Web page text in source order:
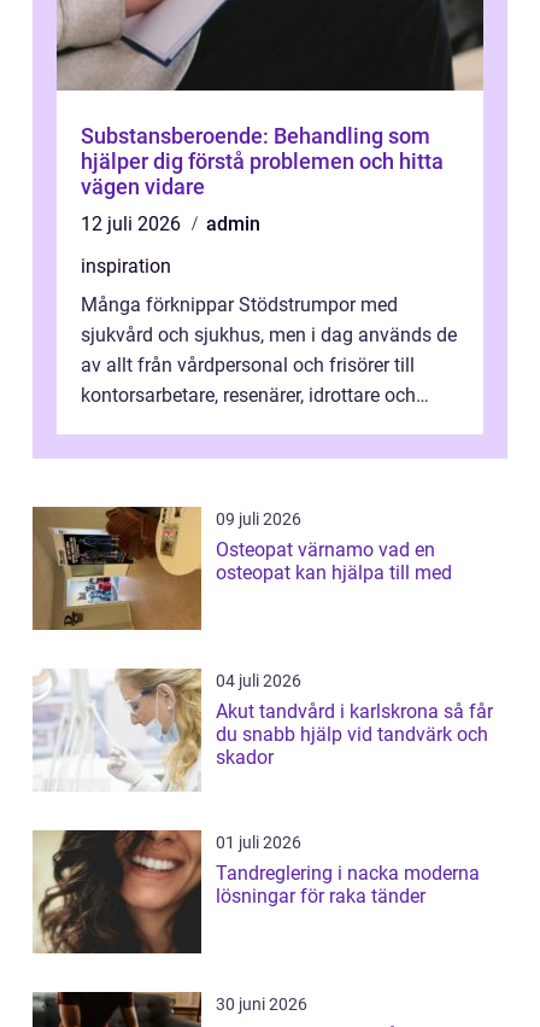
Substansberoende: Behandling som
hjälper dig förstå problemen och hitta
vägen vidare
12 juli 2026
admin
inspiration
Många förknippar Stödstrumpor med
sjukvård och sjukhus, men i dag används de
av allt från vårdpersonal och frisörer till
kontorsarbetare, resenärer, idrottare och
09 juli 2026
Osteopat värnamo vad en
osteopat kan hjälpa till med
04 juli 2026
Akut tandvård i karlskrona så får
du snabb hjälp vid tandvärk och
skador
01 juli 2026
Tandreglering i nacka moderna
lösningar för raka tänder
30 juni 2026